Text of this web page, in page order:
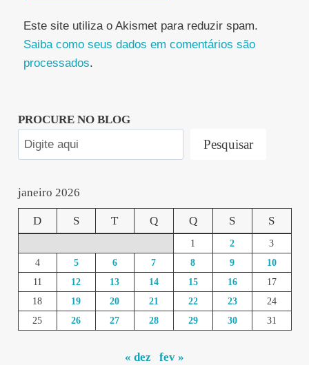
Este site utiliza o Akismet para reduzir spam.
Saiba como seus dados em comentários são
processados.
PROCURE NO BLOG
Pesquisar
janeiro 2026
D S T Q Q S S
1 2
3
4
5 6 7 8 9
10
11
12 13 14 15 16
17
18
19 20 21 22 23
24
25
26 27 28 29 30 31
« dez fev »